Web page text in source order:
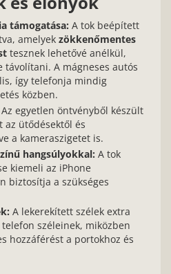
támogatása: A tok beépített
amelyek zökkenőmentes
tesznek lehetővé anélkül,
távolítani. A mágneses autós
így telefonja mindig
közben.
Az egyetlen öntvényből készült
az ütődésektől és
a kameraszigetet is.
hangsúlyokkal: A tok
kiemeli az iPhone
biztosítja a szükséges
A lekerekített szélek extra
széleinek, miközben
hozzáférést a portokhoz és